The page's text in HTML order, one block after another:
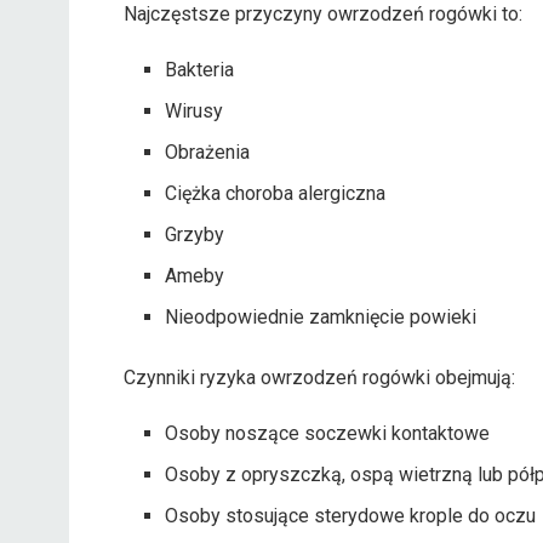
Najczęstsze przyczyny owrzodzeń rogówki to:
Bakteria
Wirusy
Obrażenia
Ciężka choroba alergiczna
Grzyby
Ameby
Nieodpowiednie zamknięcie powieki
Czynniki ryzyka owrzodzeń rogówki obejmują:
Osoby noszące soczewki kontaktowe
Osoby z opryszczką, ospą wietrzną lub
Osoby stosujące sterydowe krople do oczu